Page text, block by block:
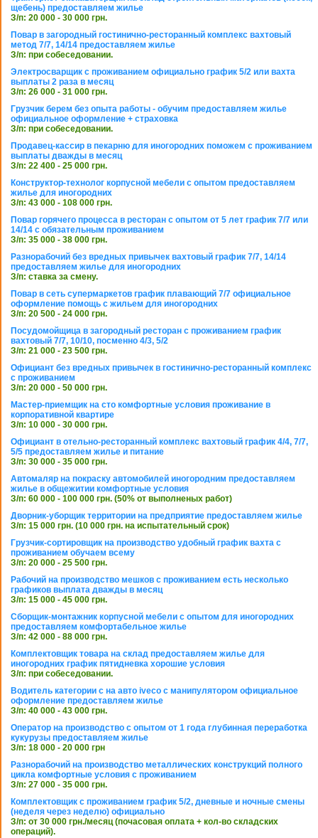
щебень) предоставляем жилье
З/п: 20 000 - 30 000 грн.
Повар в загородный гостинично-ресторанный комплекс вахтовый
метод 7/7, 14/14 предоставляем жилье
З/п: при собеседовании.
Электросварщик с проживанием официально график 5/2 или вахта
выплаты 2 раза в месяц
З/п: 26 000 - 31 000 грн.
Грузчик берем без опыта работы - обучим предоставляем жилье
официальное оформление + страховка
З/п: при собеседовании.
Продавец-кассир в пекарню для иногородних поможем с проживанием
выплаты дважды в месяц
З/п: 22 400 - 25 000 грн.
Конструктор-технолог корпусной мебели с опытом предоставляем
жилье для иногородних
З/п: 43 000 - 108 000 грн.
Повар горячего процесса в ресторан с опытом от 5 лет график 7/7 или
14/14 с обязательным проживанием
З/п: 35 000 - 38 000 грн.
Разнорабочий без вредных привычек вахтовый график 7/7, 14/14
предоставляем жилье для иногородних
З/п: ставка за смену.
Повар в сеть супермаркетов график плавающий 7/7 официальное
оформление помощь с жильем для иногородних
З/п: 20 500 - 24 000 грн.
Посудомойщица в загородный ресторан с проживанием график
вахтовый 7/7, 10/10, посменно 4/3, 5/2
З/п: 21 000 - 23 500 грн.
Официант без вредных привычек в гостинично-ресторанный комплекс
с проживанием
З/п: 20 000 - 50 000 грн.
Мастер-приемщик на сто комфортные условия проживание в
корпоративной квартире
З/п: 10 000 - 30 000 грн.
Официант в отельно-ресторанный комплекс вахтовый график 4/4, 7/7,
5/5 предоставляем жилье и питание
З/п: 30 000 - 35 000 грн.
Автомаляр на покраску автомобилей иногородним предоставляем
жилье в общежитии комфортные условия
З/п: 60 000 - 100 000 грн. (50% от выполненых работ)
Дворник-уборщик территории на предприятие предоставляем жилье
З/п: 15 000 грн. (10 000 грн. на испытательный срок)
Грузчик-сортировщик на производство удобный график вахта с
проживанием обучаем всему
З/п: 20 000 - 25 500 грн.
Рабочий на производство мешков с проживанием есть несколько
графиков выплата дважды в месяц
З/п: 15 000 - 45 000 грн.
Сборщик-монтажник корпусной мебели с опытом для иногородних
предоставляем комфортабельное жилье
З/п: 42 000 - 88 000 грн.
Комплектовщик товара на склад предоставляем жилье для
иногородних график пятидневка хорошие условия
З/п: при собеседовании.
Водитель категории с на авто iveco с манипулятором официальное
оформление предоставляем жилье
З/п: 40 000 - 43 000 грн.
Оператор на производство с опытом от 1 года глубинная переработка
кукурузы предоставляем жилье
З/п: 18 000 - 20 000 грн
Разнорабочий на производство металлических конструкций полного
цикла комфортные условия с проживанием
З/п: 27 000 - 35 000 грн.
Комплектовщик с проживанием график 5/2, дневные и ночные смены
(неделя через неделю) официально
З/п: от 30 000 грн./месяц (почасовая оплата + кол-во складских
операций).